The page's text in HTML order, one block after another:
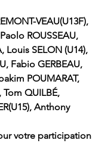
VEAU(U13F),
ROUSSEAU,
Louis SELON (U14),
Fabio GERBEAU,
POUMARAT,
QUILBÉ,
Anthony
votre participation